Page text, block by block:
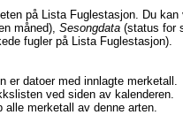
på Lista Fuglestasjon. Du
måned), Sesongdata (status for
fugler på Lista Fuglestasjon).
er datoer med innlagte merketall.
ved siden av kalenderen.
merketall av denne arten.